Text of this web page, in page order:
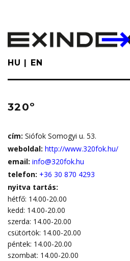
main
content
HU EN
320º
cím: Siófok Somogyi u. 53.
weboldal: http://www.320fok.hu/
email: info@320fok.hu
telefon: +36 30 870 4293
nyitva tartás:
hétfő: 14.00-20.00
kedd: 14.00-20.00
szerda: 14.00-20.00
csütörtök: 14.00-20.00
péntek: 14.00-20.00
szombat: 14.00-20.00